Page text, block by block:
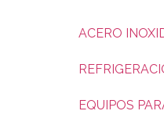
ACERO
EQUIPOS